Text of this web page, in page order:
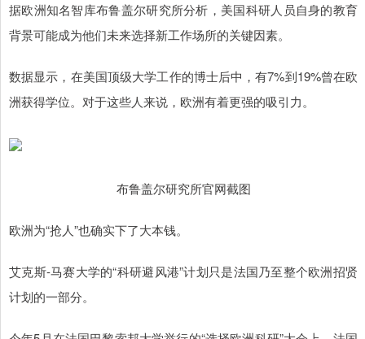
据欧洲知名智库布鲁盖尔研究所分析，美国科研人员自身的教育
背景可能成为他们未来选择新工作场所的关键因素。
数据显示，在美国顶级大学工作的博士后中，有7%到19%曾在欧
洲获得学位。对于这些人来说，欧洲有着更强的吸引力。
布鲁盖尔研究所官网截图
欧洲为“抢人”也确实下了大本钱。
艾克斯-马赛大学的“科研避风港”计划只是法国乃至整个欧洲招贤
计划的一部分。